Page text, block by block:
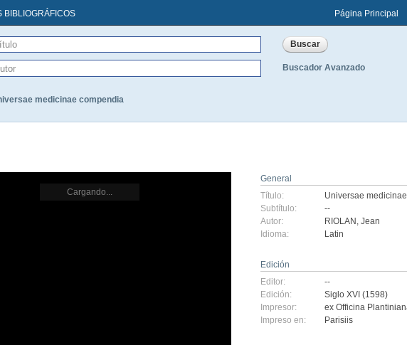
BIBLIOGRÁFICOS Página Principal
Buscador Avanzado
medicinae compendia
Cargando...
General
Título:
Universae
Subtítulo:
--
Autor:
RIOLAN, Jean
Idioma:
Latin
Edición
Editor:
--
Edición:
Siglo XVI (1598)
Impresor:
ex Officina
Impreso en:
Parisiis